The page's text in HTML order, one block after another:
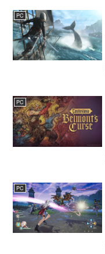
PC
PC
PC